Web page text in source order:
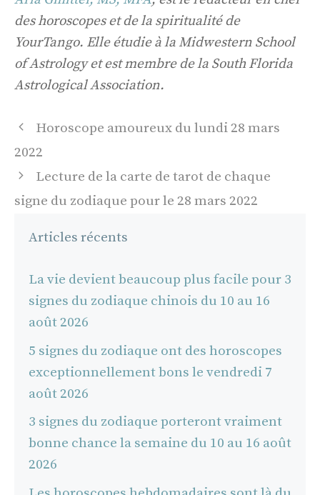
des horoscopes et de la spiritualité de
YourTango. Elle étudie à la Midwestern School
of Astrology et est membre de la South Florida
Astrological Association.
Navigation
des
Horoscope amoureux du lundi 28 mars
2022
Lecture de la carte de tarot de chaque
signe du zodiaque pour le 28 mars 2022
Articles récents
La vie devient beaucoup plus facile pour 3
signes du zodiaque chinois du 10 au 16
août 2026
5 signes du zodiaque ont des horoscopes
exceptionnellement bons le vendredi 7
août 2026
3 signes du zodiaque porteront vraiment
bonne chance la semaine du 10 au 16 août
2026